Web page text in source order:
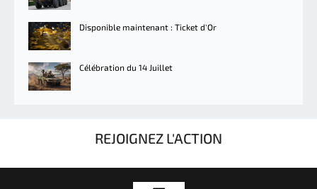
Disponible maintenant : Ticket d'Or
Célébration du 14 Juillet
REJOIGNEZ L'ACTION